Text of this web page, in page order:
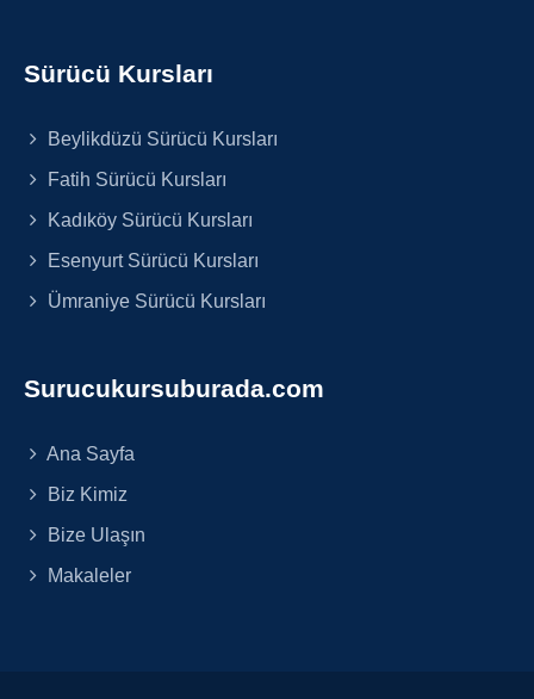
Sürücü Kursları
Beylikdüzü Sürücü Kursları
Fatih Sürücü Kursları
Kadıköy Sürücü Kursları
Esenyurt Sürücü Kursları
Ümraniye Sürücü Kursları
Surucukursuburada.com
Ana Sayfa
Biz Kimiz
Bize Ulaşın
Makaleler